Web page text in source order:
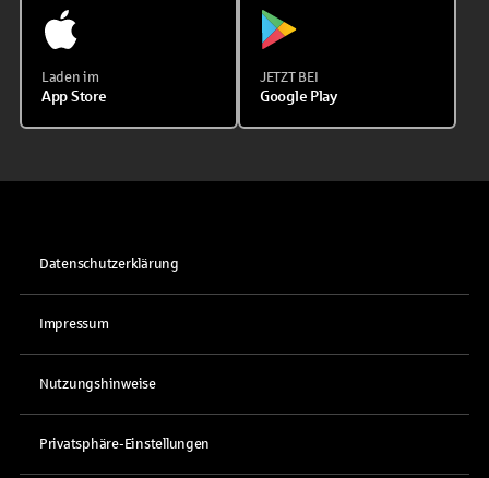
Laden im
App Store
JETZT BEI
Google Play
Datenschutzerklärung
Impressum
Nutzungshinweise
Privatsphäre-Einstellungen